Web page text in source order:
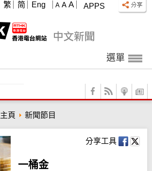
APPS
A A A
繁 简 Eng
選單
主頁 新聞節目
分享工具
一桶金